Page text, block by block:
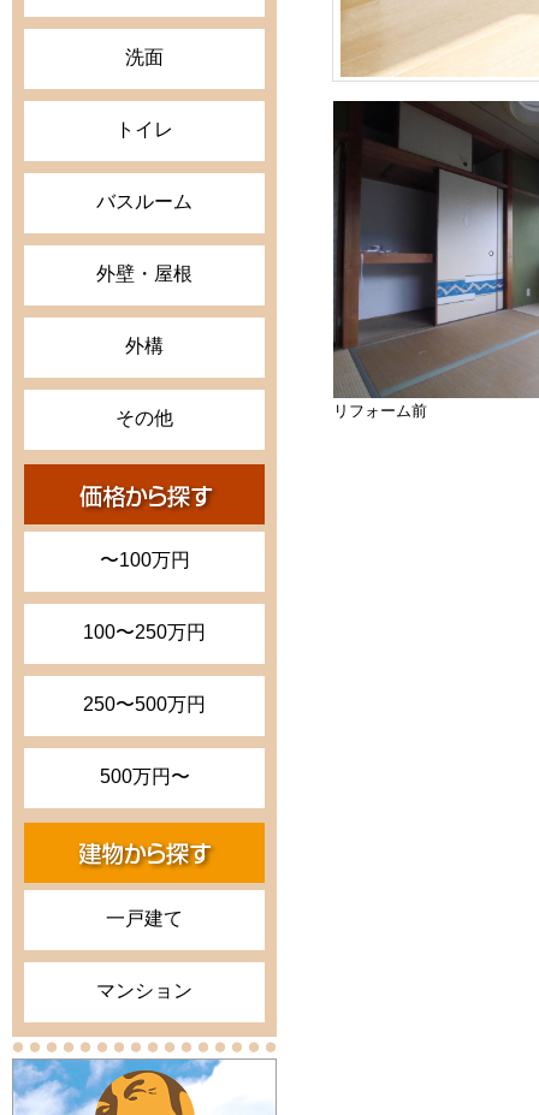
洗面
トイレ
バスルーム
外壁・屋根
外構
その他
〜100万円
100〜250万円
250〜500万円
500万円〜
一戸建て
マンション
リフォーム前